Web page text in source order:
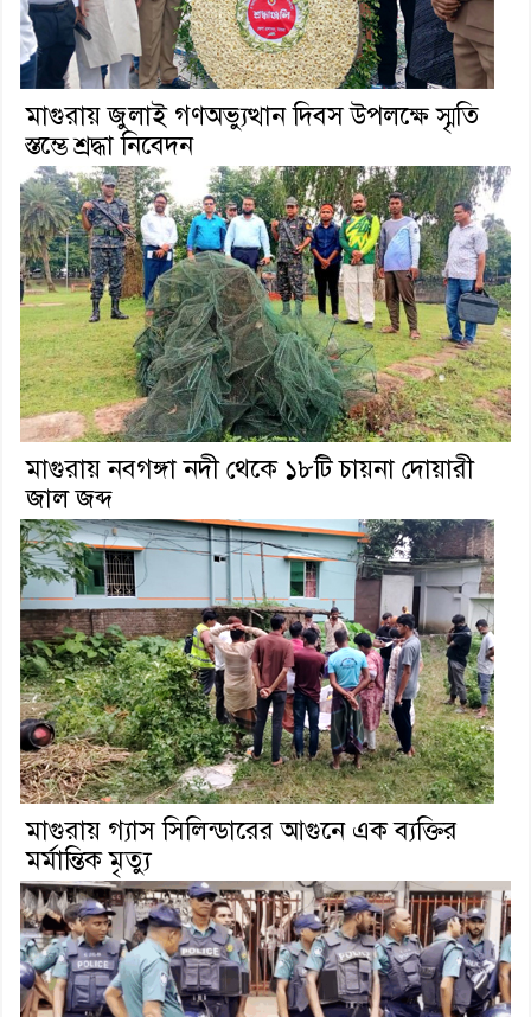
মাগুরায় জুলাই গণঅভ্যুত্থান দিবস উপলক্ষে স্মৃতি
স্তম্ভে শ্রদ্ধা নিবেদন
মাগুরায় নবগঙ্গা নদী থেকে ১৮টি চায়না দোয়ারী
জাল জব্দ
মাগুরায় গ্যাস সিলিন্ডারের আগুনে এক ব্যক্তির
মর্মান্তিক মৃত্যু